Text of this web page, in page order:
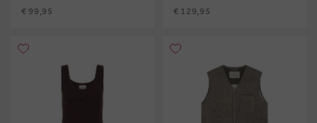
€ 99,95 € 129,95